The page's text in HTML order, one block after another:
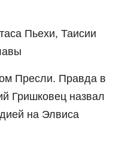
Пьехи, Таисии
Пресли. Правда в
Гришковец назвал
на Элвиса